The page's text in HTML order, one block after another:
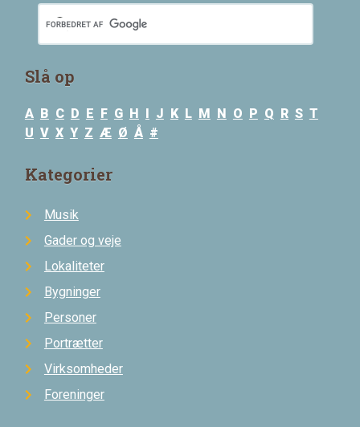
Slå op
A B C D E F G H I J K L M N O P Q R S T
U V X Y Z Æ Ø Å #
Kategorier
Musik
Gader og veje
Lokaliteter
Bygninger
Personer
Portrætter
Virksomheder
Foreninger